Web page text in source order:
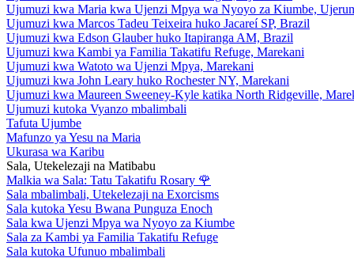
Ujumuzi kwa Maria kwa Ujenzi Mpya wa Nyoyo za Kiumbe,
Ujumuzi kwa Marcos Tadeu Teixeira huko Jacareí SP, Brazil
Ujumuzi kwa Edson Glauber huko Itapiranga AM, Brazil
Ujumuzi kwa Kambi ya Familia Takatifu Refuge, Marekani
Ujumuzi kwa Watoto wa Ujenzi Mpya, Marekani
Ujumuzi kwa John Leary huko Rochester NY, Marekani
Ujumuzi kwa Maureen Sweeney-Kyle katika North Ridgeville,
Ujumuzi kutoka Vyanzo mbalimbali
Tafuta Ujumbe
Mafunzo ya Yesu na Maria
Ukurasa wa Karibu
Sala, Utekelezaji na Matibabu
Malkia wa Sala: Tatu Takatifu Rosary 🌹
Sala mbalimbali, Utekelezaji na Exorcisms
Sala kutoka Yesu Bwana Punguza Enoch
Sala kwa Ujenzi Mpya wa Nyoyo za Kiumbe
Sala za Kambi ya Familia Takatifu Refuge
Sala kutoka Ufunuo mbalimbali